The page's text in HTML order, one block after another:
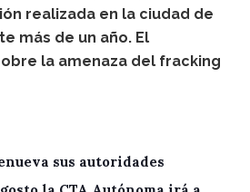
realizada en la ciudad de
más de un año. El
la amenaza del fracking
sus autoridades